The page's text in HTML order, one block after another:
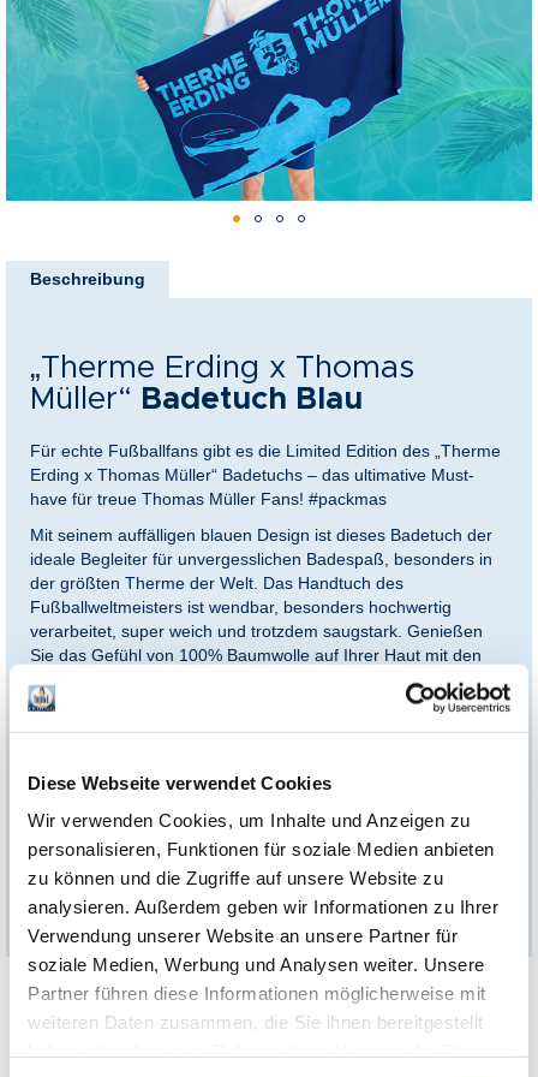
Diese Webseite verwendet Cookies
Wir verwenden Cookies, um Inhalte und Anzeigen zu
personalisieren, Funktionen für soziale Medien anbieten
zu können und die Zugriffe auf unsere Website zu
analysieren. Außerdem geben wir Informationen zu Ihrer
Verwendung unserer Website an unsere Partner für
soziale Medien, Werbung und Analysen weiter. Unsere
Partner führen diese Informationen möglicherweise mit
weiteren Daten zusammen, die Sie ihnen bereitgestellt
springen
Anfang
Beschreibung
„Therme Erding x Thomas
Müller“ Badetuch Blau
Für echte Fußballfans gibt es die Limited Edition des „Therme
Erding x Thomas Müller“ Badetuchs – das ultimative Must-
have für treue Thomas Müller Fans! #packmas
Mit seinem auffälligen blauen Design ist dieses Badetuch der
ideale Begleiter für unvergesslichen Badespaß, besonders in
der größten Therme der Welt. Das Handtuch des
Fußballweltmeisters ist wendbar, besonders hochwertig
verarbeitet, super weich und trotzdem saugstark. Genießen
Sie das Gefühl von 100% Baumwolle auf Ihrer Haut mit den
Worauf warten Sie noch? Sicheren Sie sich jetzt dieses
limitierte Editions-Handtuch und zeigen Sie Ihre Begeisterung
Merch-
Bundlesinklusive Thermengutscheinen erhältlich – die
perfekte Geschenkidee!
Limitierte Edition
für Paare
für Familien